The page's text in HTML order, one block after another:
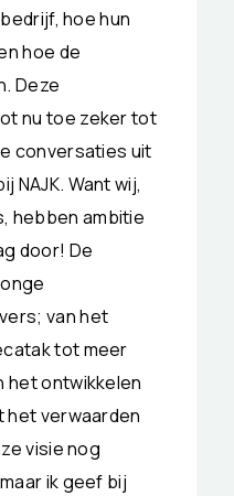
hoe hun
hoe de
Deze
nu toe zeker tot
conversaties uit
NAJK. Want wij,
hebben ambitie
door! De
van het
tot meer
het ontwikkelen
het verwaarden
visie nog
ik geef bij